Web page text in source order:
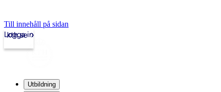
Till innehåll på sidan
kth.se
Logga in
Utbildning